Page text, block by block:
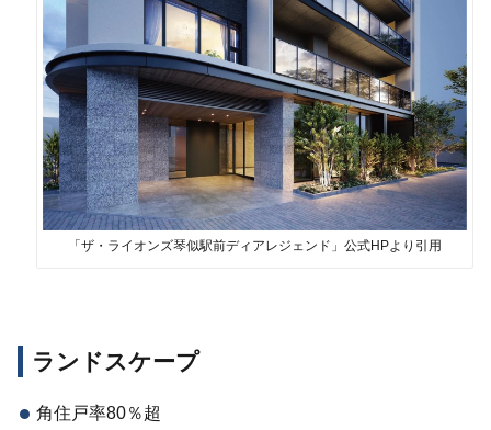
「ザ・ライオンズ琴似駅前ディアレジェンド」公式HPより引用
ランドスケープ
角住戸率80％超